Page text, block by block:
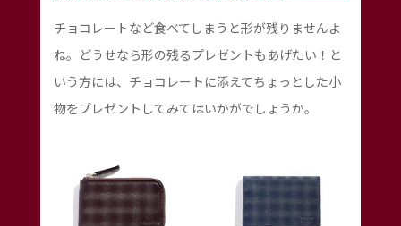
チョコレートなど食べてしまうと形が残りませんよ
ね。どうせなら形の残るプレゼントもあげたい！と
いう方には、チョコレートに添えてちょっとした小
物をプレゼントしてみてはいかがでしょうか。